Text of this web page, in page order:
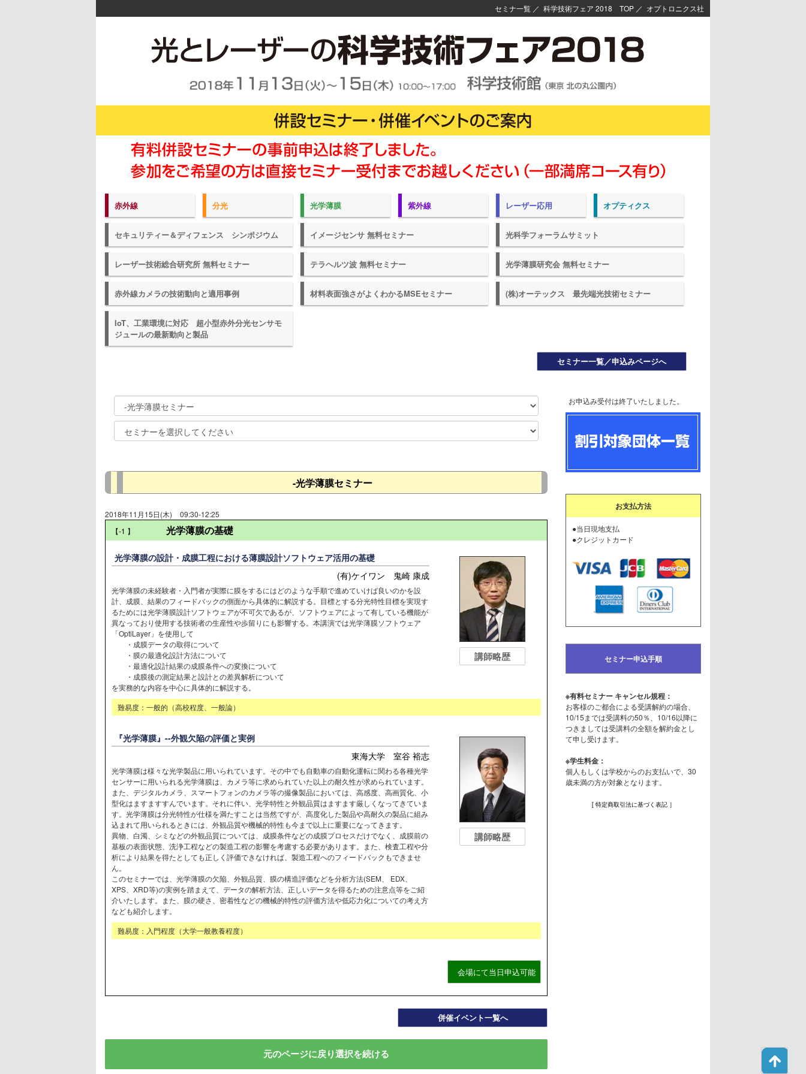
セミナ一覧 ／ 科学技術フェア 2018 TOP ／ オプトロニクス社
赤外線 分光 光学薄膜 紫外線 レーザー応用 オプティクス
セキュリティー＆ディフェンス シンポジウム イメージセンサ 無料セミナー 光科学フォーラムサミット
レーザー技術総合研究所 無料セミナー テラヘルツ波 無料セミナー 光学薄膜研究会 無料セミナー
赤外線カメラの技術動向と適用事例 材料表面強さがよくわかるMSEセミナー (株)オーテックス 最先端光技術セミナー
IoT、工業環境に対応 超小型赤外分光センサモ
ジュールの最新動向と製品
セミナー一覧／申込みページへ
-光学薄膜セミナー
2018年11月15日(木)
09:30-12:25
【-1 】 光学薄膜の基礎
光学薄膜の設計・成膜工程における薄膜設計ソフトウェア活用の基礎
(有)ケイワン 鬼崎 康成
光学薄膜の未経験者・入門者が実際に膜をするにはどのような手順で進めていけば良いのかを設
計、成膜、結果のフィードバックの側面から具体的に解説する。目標とする分光特性目標を実現す
るためには光学薄膜設計ソフトウェアが不可欠であるが、ソフトウェアによって有している機能が
異なっており使用する技術者の生産性や歩留りにも影響する。本講演では光学薄膜ソフトウェア
「OptiLayer」を使用して
・成膜データの取得について
・膜の最適化設計方法について
・最適化設計結果の成膜条件への変換について
・成膜後の測定結果と設計との差異解析について
を実務的な内容を中心に具体的に解説する。
講師略歴
難易度：一般的（高校程度、一般論）
『光学薄膜』--外観欠陥の評価と実例
東海大学 室谷 裕志
光学薄膜は様々な光学製品に用いられています。その中でも自動車の自動化運転に関わる各種光学
センサーに用いられる光学薄膜は、カメラ等に求められていた以上の耐久性が求められています。
また、デジタルカメラ、スマートフォンのカメラ等の撮像製品においては、高感度、高画質化、小
型化はますますすんでいます。それに伴い、光学特性と外観品質はますます厳しくなってきていま
す。光学薄膜は分光特性が仕様を満たすことは当然ですが、高度化した製品や高耐久の製品に組み
込まれて用いられるときには、外観品質や機械的特性も今まで以上に重要になってきます。
異物、白濁、シミなどの外観品質については、成膜条件などの成膜プロセスだけでなく、成膜前の
基板の表面状態、洗浄工程などの製造工程の影響を考慮する必要があります。また、検査工程や分
析により結果を得たとしても正しく評価できなければ、製造工程へのフィードバックもできませ
ん。
このセミナーでは、光学薄膜の欠陥、外観品質、膜の構造評価などを分析方法(SEM、 EDX、
XPS、XRD等)の実例を踏まえて、データの解析方法、正しいデータを得るための注意点等をご紹
介いたします。また、膜の硬さ、密着性などの機械的特性の評価方法や低応力化についての考え方
なども紹介します。
講師略歴
難易度：入門程度（大学一般教養程度）
会場にて当日申込可能
併催イベント一覧へ
元のページに戻り選択を続ける
お申込み受付は終了いたしました。
お支払方法
●当日現地支払
●クレジットカード
セミナー申込手順
※有料セミナー キャンセル規程：
お客様のご都合による受講解約の場合、
10/15までは受講料の50％、10/16以降に
つきましては受講料の全額を解約金とし
て申し受けます。
※学生料金：
個人もしくは学校からのお支払いで、30
歳未満の方が対象となります。
[ 特定商取引法に基づく表記 ］